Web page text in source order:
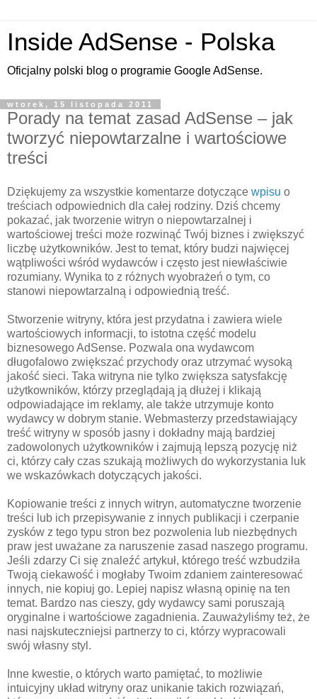
Inside AdSense - Polska
Oficjalny polski blog o programie Google AdSense.
wtorek, 15 listopada 2011
Porady na temat zasad AdSense – jak
tworzyć niepowtarzalne i wartościowe
treści
Dziękujemy za wszystkie komentarze dotyczące wpisu o
treściach odpowiednich dla całej rodziny. Dziś chcemy
pokazać, jak tworzenie witryn o niepowtarzalnej i
wartościowej treści może rozwinąć Twój biznes i zwiększyć
liczbę użytkowników. Jest to temat, który budzi najwięcej
wątpliwości wśród wydawców i często jest niewłaściwie
rozumiany. Wynika to z różnych wyobrażeń o tym, co
stanowi niepowtarzalną i odpowiednią treść.
Stworzenie witryny, która jest przydatna i zawiera wiele
wartościowych informacji, to istotna część modelu
biznesowego AdSense. Pozwala ona wydawcom
długofalowo zwiększać przychody oraz utrzymać wysoką
jakość sieci. Taka witryna nie tylko zwiększa satysfakcję
użytkowników, którzy przeglądają ją dłużej i klikają
odpowiadające im reklamy, ale także utrzymuje konto
wydawcy w dobrym stanie. Webmasterzy przedstawiający
treść witryny w sposób jasny i dokładny mają bardziej
zadowolonych użytkowników i zajmują lepszą pozycję niż
ci, którzy cały czas szukają możliwych do wykorzystania luk
we wskazówkach dotyczących jakości.
Kopiowanie treści z innych witryn, automatyczne tworzenie
treści lub ich przepisywanie z innych publikacji i czerpanie
zysków z tego typu stron bez pozwolenia lub niezbędnych
praw jest uważane za naruszenie zasad naszego programu.
Jeśli zdarzy Ci się znaleźć artykuł, którego treść wzbudziła
Twoją ciekawość i mogłaby Twoim zdaniem zainteresować
innych, nie kopiuj go. Lepiej napisz własną opinię na ten
temat. Bardzo nas cieszy, gdy wydawcy sami poruszają
oryginalne i wartościowe zagadnienia. Zauważyliśmy też, że
nasi najskuteczniejsi partnerzy to ci, którzy wypracowali
swój własny styl.
Inne kwestie, o których warto pamiętać, to możliwie
intuicyjny układ witryny oraz unikanie takich rozwiązań,